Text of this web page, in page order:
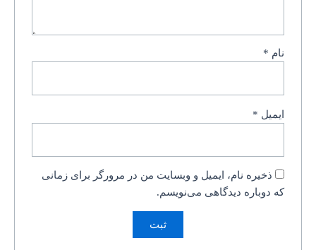
نام *
ایمیل *
ذخیره نام، ایمیل و وبسایت من در مرورگر برای زمانی
که دوباره دیدگاهی می‌نویسم.